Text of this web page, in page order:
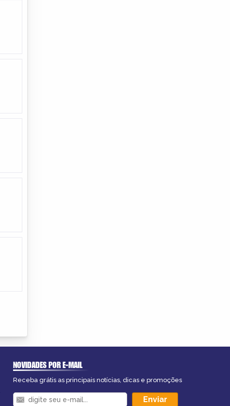
NOVIDADES POR E-MAIL
Receba grátis as principais notícias, dicas e promoções